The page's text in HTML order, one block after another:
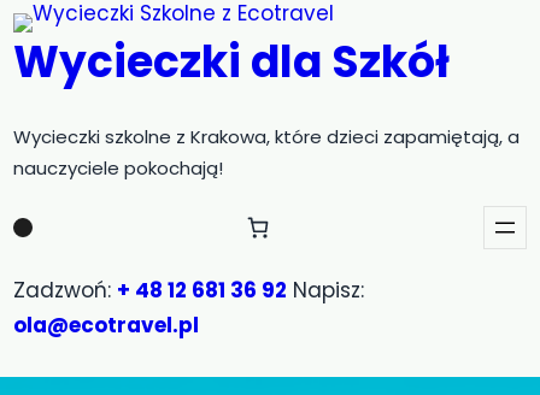
Przejdź
do
treści
Wycieczki dla Szkół
Wycieczki szkolne z Krakowa, które dzieci zapamiętają, a
nauczyciele pokochają!
Zadzwoń: + 48 12 681 36 92 Napisz:
ola@ecotravel.pl